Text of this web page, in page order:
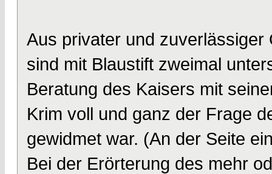
Aus privater und
sind mit Blaustift zweimal
Beratung des Kaisers mit
Krim voll und ganz der Frage
gewidmet war. (An der Seite
Bei der Erörterung des mehr